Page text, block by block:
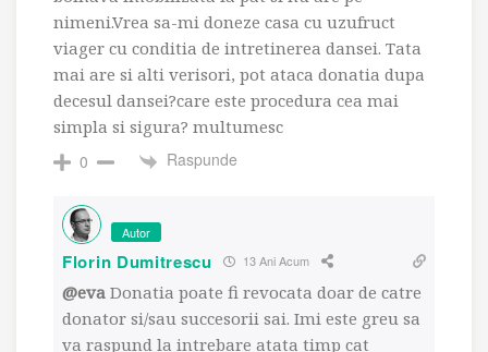
nimeni.Vrea sa-mi doneze casa cu uzufruct
viager cu conditia de intretinerea dansei. Tata
mai are si alti verisori, pot ataca donatia dupa
decesul dansei?care este procedura cea mai
simpla si sigura? multumesc
0
Raspunde
Autor
Florin Dumitrescu 13 Ani Acum
@eva Donatia poate fi revocata doar de catre
donator si/sau succesorii sai. Imi este greu sa
va raspund la intrebare atata timp cat